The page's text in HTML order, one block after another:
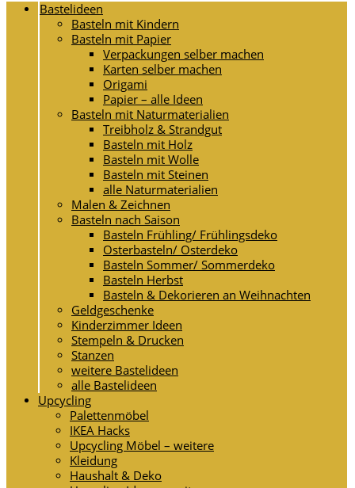
Bastelideen
Basteln mit Kindern
Basteln mit Papier
Verpackungen selber machen
Karten selber machen
Origami
Papier – alle Ideen
Basteln mit Naturmaterialien
Treibholz & Strandgut
Basteln mit Holz
Basteln mit Wolle
Basteln mit Steinen
alle Naturmaterialien
Malen & Zeichnen
Basteln nach Saison
Basteln Frühling/ Frühlingsdeko
Osterbasteln/ Osterdeko
Basteln Sommer/ Sommerdeko
Basteln Herbst
Basteln & Dekorieren an Weihnachten
Geldgeschenke
Kinderzimmer Ideen
Stempeln & Drucken
Stanzen
weitere Bastelideen
alle Bastelideen
Upcycling
Palettenmöbel
IKEA Hacks
Upcycling Möbel – weitere
Kleidung
Haushalt & Deko